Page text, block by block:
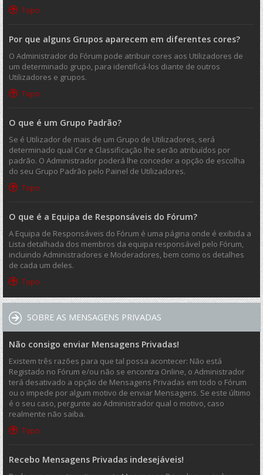
Topo
Por que alguns Grupos aparecem em diferentes cores?
O Administrador do Fórum pode atribuir cores aos Utilizadores de
um determinado grupo, para identificá-los diante de outros
Utilizadores e grupos.
Topo
O que é um Grupo Padrão?
Se é Utilizador de mais de um Grupo de Utilizadores, será
determinado qual Cor e Classificação lhe serão atribuídos por
padrão. O Administrador poderá lhe conceder a opção de escolha
do seu Grupo Padrão pelo Painel de Utilizadores.
Topo
O que é a Equipa de Responsáveis do Fórum?
A Equipa de Responsáveis do Fórum é uma página onde é exibida a
Lista detalhada dos membros da equipa responsável pelo Fórum,
incluindo Administradores e Moderadores, bem como os detalhes
de cada um deles.
Topo
SOBRE AS MENSAGENS PRIVADAS
Não consigo enviar Mensagens Privadas!
Existem três razões para que tal possa acontecer: Não está
Registado no Fórum e/ou não se encontra Online, o Administrador
terá desativado a opção de Mensagens Privadas em todo o Fórum
ou o impede por algum motivo de enviar Mensagens. Se este último
é o seu caso, pergunte ao Administrador qual o motivo, caso
realmente não saiba.
Topo
Recebo Mensagens Privadas indesejáveis!